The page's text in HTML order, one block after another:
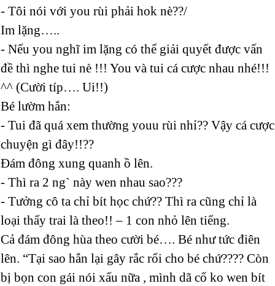
- Tôi nói với you rùi phải hok nè??/
Im lặng…..
- Nếu you nghĩ im lặng có thể giải quyết được vấn
đề thì nghe tui nè !!! You và tui cá cược nhau nhé!!!
^^ (Cười típ…. Ui!!)
Bé lườm hắn:
- Tui đã quá xem thường youu rùi nhỉ?? Vậy cá cược
chuyện gì đây!!??
Đám đông xung quanh ồ lên.
- Thì ra 2 ng` này wen nhau sao???
- Tưởng cô ta chỉ bít học chứ?? Thì ra cũng chỉ là
loại thấy trai là theo!! – 1 con nhỏ lên tiếng.
Cả đám đông hùa theo cười bé…. Bé như tức điên
lên. “Tại sao hắn lại gây rắc rối cho bé chứ???? Còn
bị bọn con gái nói xấu nữa , mình dã cố ko wen bít